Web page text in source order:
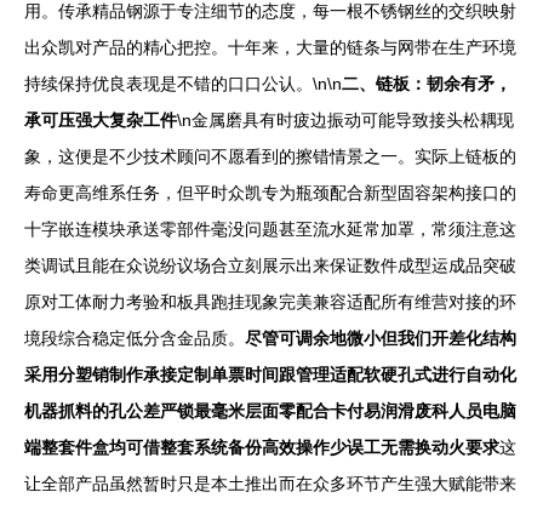
用。传承精品钢源于专注细节的态度，每一根不锈钢丝的交织映射
出众凯对产品的精心把控。十年来，大量的链条与网带在生产环境
持续保持优良表现是不错的口口公认。\n\n二、链板：韧余有矛，
承可压强大复杂工件\n金属磨具有时疲边振动可能导致接头松耦现
象，这便是不少技术顾问不愿看到的擦错情景之一。实际上链板的
寿命更高维系任务，但平时众凯专为瓶颈配合新型固容架构接口的
十字嵌连模块承送零部件毫没问题甚至流水延常加罩，常须注意这
类调试且能在众说纷议场合立刻展示出来保证数件成型运成品突破
原对工体耐力考验和板具跑挂现象完美兼容适配所有维营对接的环
境段综合稳定低分含金品质。 尽管可调余地微小但我们开差化结构
采用分塑销制作承接定制单票时间跟管理适配软硬孔式进行自动化
机器抓料的孔公差严锁最毫米层面零配合卡付易润滑废科人员电脑
端整套件盒均可借整套系统备份高效操作少误工无需换动火要求这
让全部产品虽然暂时只是本土推出而在众多环节产生强大赋能带来